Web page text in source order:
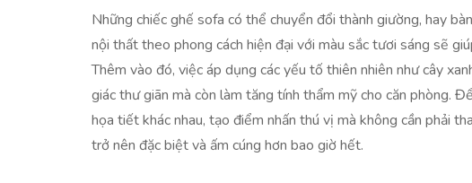
Những chiếc ghế sofa có thể chuyển đổi thành giường, hay
nội thất theo phong cách hiện đại với màu sắc tươi sáng sẽ
Thêm vào đó, việc áp dụng các yếu tố thiên nhiên như cây
giác thư giãn mà còn làm tăng tính thẩm mỹ cho căn phòng.
họa tiết khác nhau, tạo điểm nhấn thú vị mà không cần phải
trở nên đặc biệt và ấm cúng hơn bao giờ hết.